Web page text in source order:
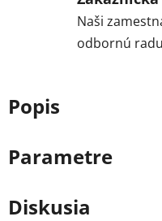
Naši
odbornú
Popis
Parametre
Diskusia